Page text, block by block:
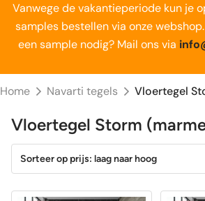
Vanwege de vakantieperiode kun je
samples bestellen via onze
een sample nodig? Mail ons via
Home Navarti tegels Vloertegel
Vloertegel Storm